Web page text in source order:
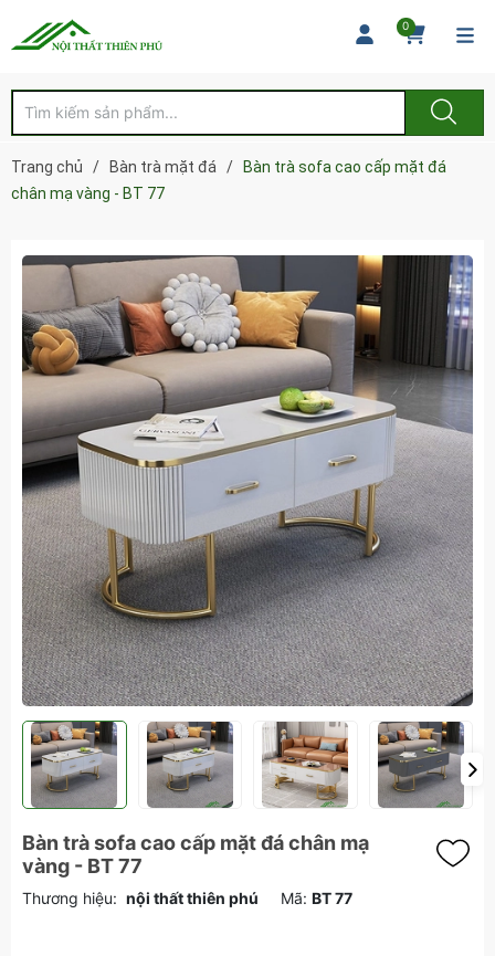
0
Trang chủ / Bàn trà mặt đá /
Bàn trà sofa cao cấp mặt đá
chân mạ vàng - BT 77
Bàn trà sofa cao cấp mặt đá chân mạ
vàng - BT 77
Thương hiệu: nội thất thiên phú Mã: BT 77